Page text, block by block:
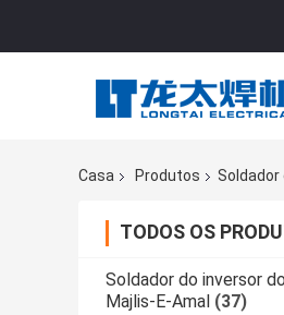
Casa Produtos Soldador
TODOS OS
Soldador do inversor
Majlis-E-Amal (37)